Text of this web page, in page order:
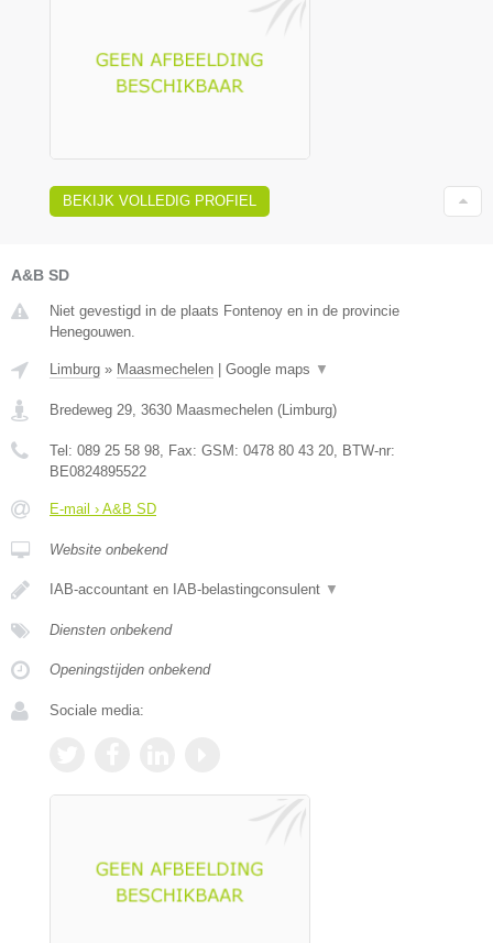
BEKIJK VOLLEDIG PROFIEL
A&B SD
Niet gevestigd in de plaats Fontenoy en in de provincie
Henegouwen.
Limburg » Maasmechelen Google maps ▼
Bredeweg 29, 3630 Maasmechelen (Limburg)
Tel: 089 25 58 98, Fax: GSM: 0478 80 43 20, BTW-nr:
BE0824895522
E-mail › A&B SD
Website onbekend
IAB-accountant en IAB-belastingconsulent ▼
Diensten onbekend
Openingstijden onbekend
Sociale media: